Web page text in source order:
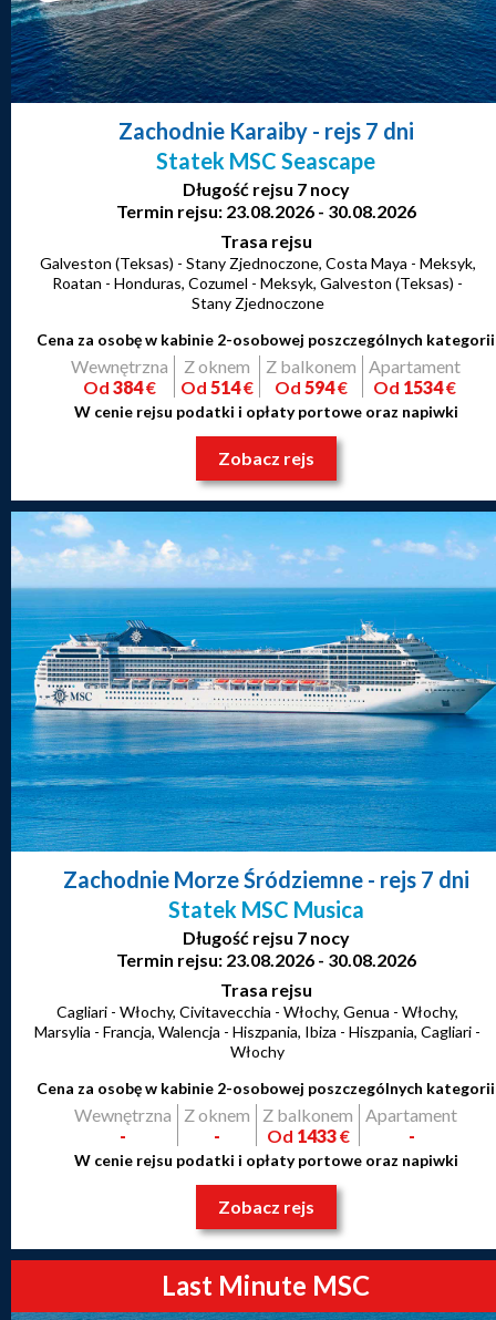
Zachodnie Karaiby- rejs 7 dni
Statek MSC Seascape
Długość rejsu 7 nocy
Termin rejsu: 23.08.2026 - 30.08.2026
Trasa rejsu
Galveston (Teksas) - Stany Zjednoczone, Costa Maya - Meksyk,
Roatan - Honduras, Cozumel - Meksyk, Galveston (Teksas) -
Stany Zjednoczone
Cena za osobę w kabinie 2-osobowej poszczególnych kategorii
Wewnętrzna
Od 384€
Z oknem
Od 514€
Z balkonem
Od 594€
Apartament
Od 1534€
W cenie rejsu podatki i opłaty portowe oraz napiwki
Zobacz rejs
Zachodnie Morze Śródziemne- rejs 7 dni
Statek MSC Musica
Długość rejsu 7 nocy
Termin rejsu: 23.08.2026 - 30.08.2026
Trasa rejsu
Cagliari - Włochy, Civitavecchia - Włochy, Genua - Włochy,
Marsylia - Francja, Walencja - Hiszpania, Ibiza - Hiszpania, Cagliari -
Włochy
Cena za osobę w kabinie 2-osobowej poszczególnych kategorii
Wewnętrzna
-
Z oknem
-
Z balkonem
Od 1433€
Apartament
-
W cenie rejsu podatki i opłaty portowe oraz napiwki
Zobacz rejs
Last Minute MSC